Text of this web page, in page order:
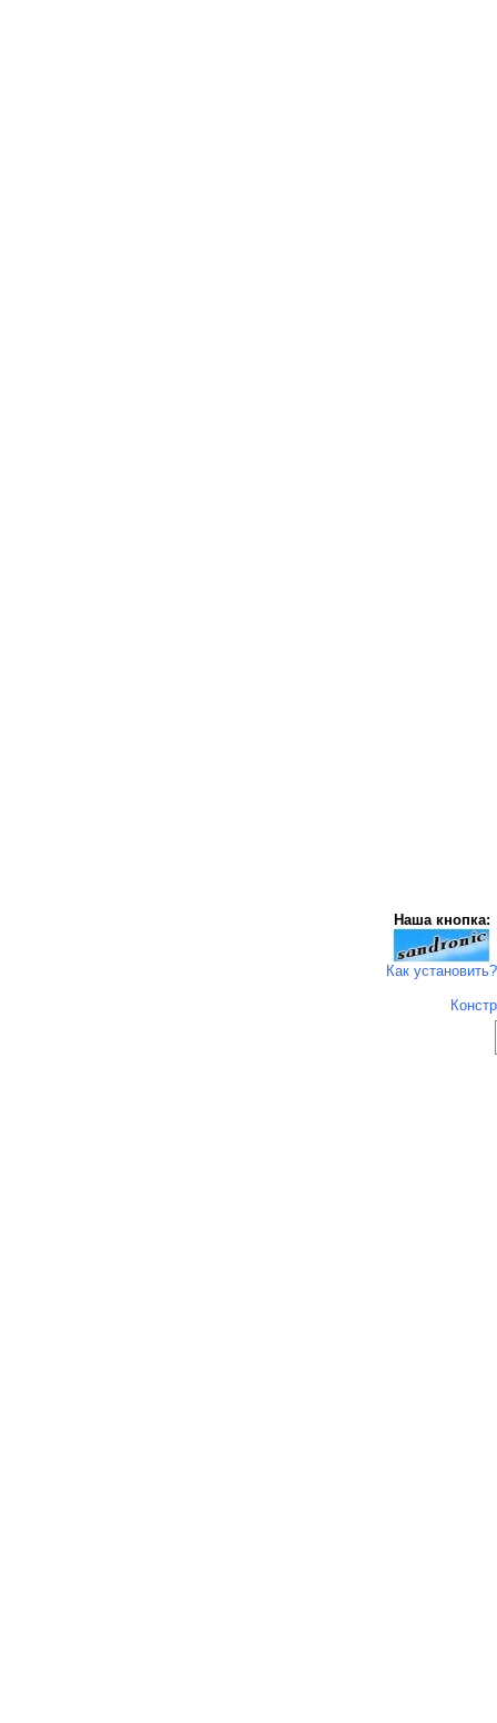
Наша кнопка:
Как установить?